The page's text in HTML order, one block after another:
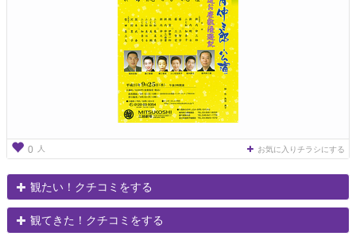
0 人 お気に入りチラシにする
観たい！クチコミをする
観てきた！クチコミをする